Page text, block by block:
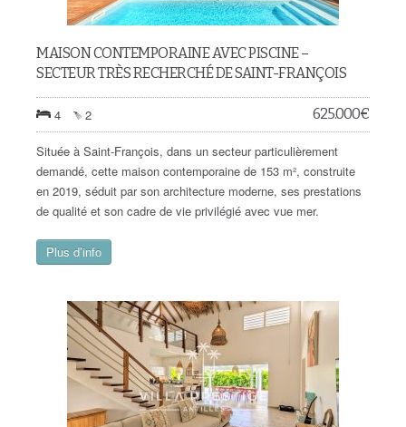
MAISON CONTEMPORAINE AVEC PISCINE –
SECTEUR TRÈS RECHERCHÉ DE SAINT-FRANÇOIS
4 2 625.000€
Située à Saint-François, dans un secteur particulièrement
demandé, cette maison contemporaine de 153 m², construite
en 2019, séduit par son architecture moderne, ses prestations
de qualité et son cadre de vie privilégié avec vue mer.
Plus d’info